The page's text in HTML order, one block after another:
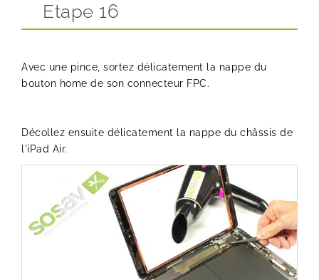
Etape 16
Avec une pince, sortez délicatement la nappe du
bouton home de son connecteur FPC.
Décollez ensuite délicatement la nappe du châssis de
l'iPad Air.